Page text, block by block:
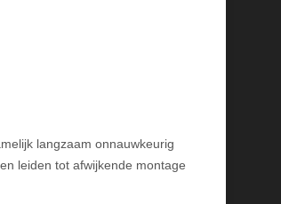
langzaam onnauwkeurig
leiden tot afwijkende montage